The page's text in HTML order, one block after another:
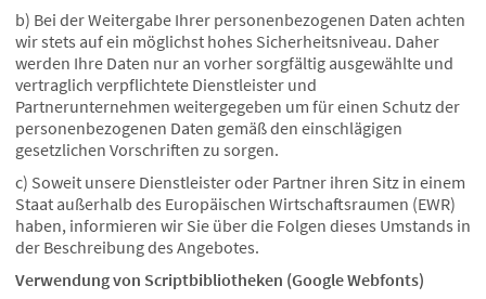
b) Bei der Weitergabe Ihrer personenbezogenen Daten achten
wir stets auf ein möglichst hohes Sicherheitsniveau. Daher
werden Ihre Daten nur an vorher sorgfältig ausgewählte und
vertraglich verpflichtete Dienstleister und
Partnerunternehmen weitergegeben um für einen Schutz der
personenbezogenen Daten gemäß den einschlägigen
gesetzlichen Vorschriften zu sorgen.
c) Soweit unsere Dienstleister oder Partner ihren Sitz in einem
Staat außerhalb des Europäischen Wirtschaftsraumen (EWR)
haben, informieren wir Sie über die Folgen dieses Umstands in
der Beschreibung des Angebotes.
Verwendung von Scriptbibliotheken (Google Webfonts)